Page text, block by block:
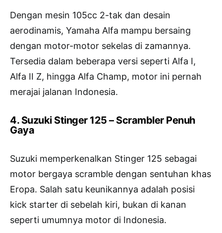
Dengan mesin 105cc 2-tak dan desain
aerodinamis, Yamaha Alfa mampu bersaing
dengan motor-motor sekelas di zamannya.
Tersedia dalam beberapa versi seperti Alfa I,
Alfa II Z, hingga Alfa Champ, motor ini pernah
merajai jalanan Indonesia.
4. Suzuki Stinger 125 – Scrambler Penuh
Gaya
Suzuki memperkenalkan Stinger 125 sebagai
motor bergaya scramble dengan sentuhan khas
Eropa. Salah satu keunikannya adalah posisi
kick starter di sebelah kiri, bukan di kanan
seperti umumnya motor di Indonesia.